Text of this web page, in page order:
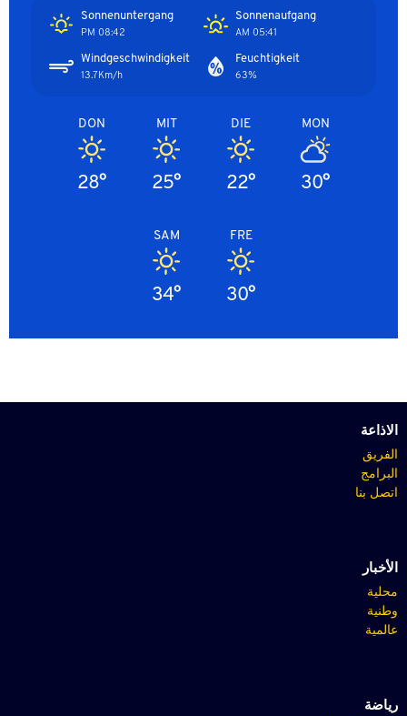
Sonnenaufgang
05:41 AM
Sonnenuntergang
08:42 PM
Feuchtigkeit
63%
Windgeschwindigkeit
13.7Km/h
MON
30°
DIE
22°
MIT
25°
DON
28°
FRE
30°
SAM
34°
الاذاعة
الفريق
البرامج
اتصل بنا
الأخبار
محلية
وطنية
عالمية
رياضة